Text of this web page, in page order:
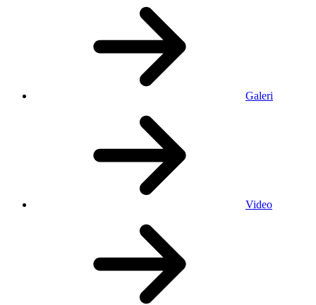
Galeri
Video